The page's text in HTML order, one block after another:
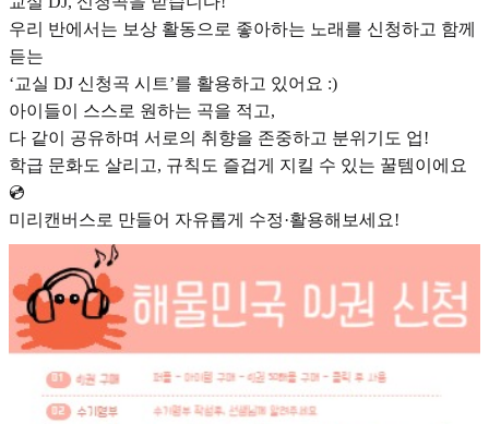
우리 반에서는 보상 활동으로 좋아하는 노래를 신청하고 함께
듣는
‘교실 DJ 신청곡 시트’를 활용하고 있어요 :)
아이들이 스스로 원하는 곡을 적고,
다 같이 공유하며 서로의 취향을 존중하고 분위기도 업!
학급 문화도 살리고, 규칙도 즐겁게 지킬 수 있는 꿀템이에요
💿
미리캔버스로 만들어 자유롭게 수정·활용해보세요!